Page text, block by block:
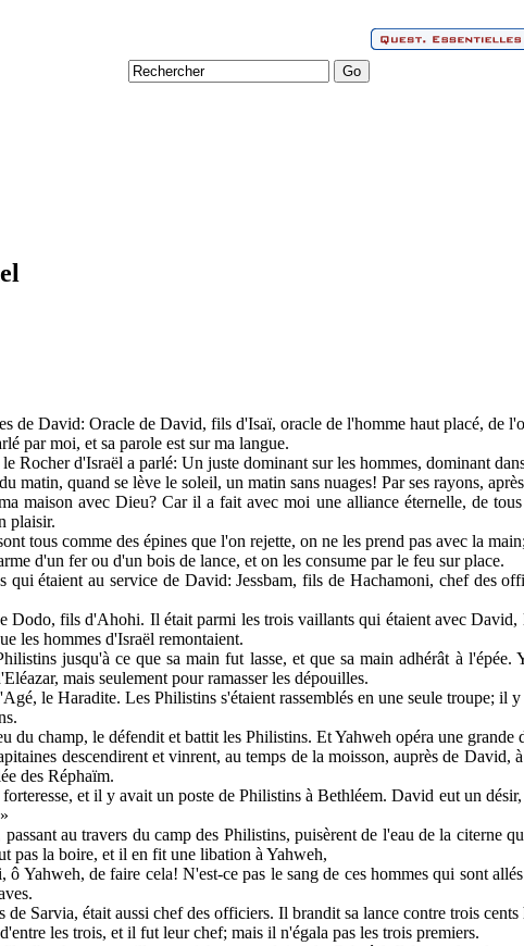
de David: Oracle de David, fils d'Isaï, oracle de l'homme haut placé, de
par moi, et sa parole est sur ma langue.
Rocher d'Israël a parlé: Un juste dominant sur les hommes, dominant
matin, quand se lève le soleil, un matin sans nuages! Par ses rayons,
maison avec Dieu? Car il a fait avec moi une alliance éternelle, de
plaisir.
tous comme des épines que l'on rejette, on ne les prend pas avec la main;
d'un fer ou d'un bois de lance, et on les consume par le feu sur place.
qui étaient au service de David: Jessbam, fils de Hachamoni, chef des
Dodo, fils d'Ahohi. Il était parmi les trois vaillants qui étaient avec David,
les hommes d'Israël remontaient.
jusqu'à ce que sa main fut lasse, et que sa main adhérât à
mais seulement pour ramasser les dépouilles.
le Haradite. Les Philistins s'étaient rassemblés en une seule troupe; il
du champ, le défendit et battit les Philistins. Et Yahweh opéra une grande
descendirent et vinrent, au temps de la moisson, auprès de
des Réphaïm.
et il y avait un poste de Philistins à Bethléem. David eut un
au travers du camp des Philistins, puisèrent de l'eau de la citerne
pas la boire, et il en fit une libation à Yahweh,
ô Yahweh, de faire cela! N'est-ce pas le sang de ces hommes qui sont
de Sarvia, était aussi chef des officiers. Il brandit sa lance contre trois
les trois, et il fut leur chef; mais il n'égala pas les trois premiers.